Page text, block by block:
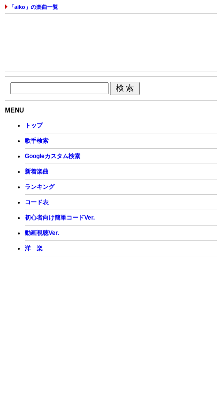
「aiko」の楽曲一覧
MENU
トップ
歌手検索
Googleカスタム検索
新着楽曲
ランキング
コード表
初心者向け簡単コードVer.
動画視聴Ver.
洋 楽